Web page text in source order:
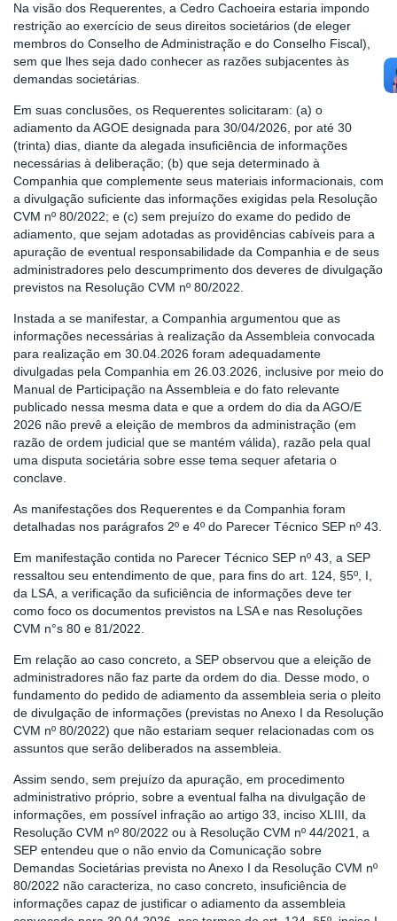
Na visão dos Requerentes, a Cedro Cachoeira estaria impondo
restrição ao exercício de seus direitos societários (de eleger
membros do Conselho de Administração e do Conselho Fiscal),
sem que lhes seja dado conhecer as razões subjacentes às
demandas societárias.
Em suas conclusões, os Requerentes solicitaram: (a) o
adiamento da AGOE designada para 30/04/2026, por até 30
(trinta) dias, diante da alegada insuficiência de informações
necessárias à deliberação; (b) que seja determinado à
Companhia que complemente seus materiais informacionais, com
a divulgação suficiente das informações exigidas pela Resolução
CVM nº 80/2022; e (c) sem prejuízo do exame do pedido de
adiamento, que sejam adotadas as providências cabíveis para a
apuração de eventual responsabilidade da Companhia e de seus
administradores pelo descumprimento dos deveres de divulgação
previstos na Resolução CVM nº 80/2022.
Instada a se manifestar, a Companhia argumentou que as
informações necessárias à realização da Assembleia convocada
para realização em 30.04.2026 foram adequadamente
divulgadas pela Companhia em 26.03.2026, inclusive por meio do
Manual de Participação na Assembleia e do fato relevante
publicado nessa mesma data e que a ordem do dia da AGO/E
2026 não prevê a eleição de membros da administração (em
razão de ordem judicial que se mantém válida), razão pela qual
uma disputa societária sobre esse tema sequer afetaria o
conclave.
As manifestações dos Requerentes e da Companhia foram
detalhadas nos parágrafos 2º e 4º do Parecer Técnico SEP nº 43.
Em manifestação contida no Parecer Técnico SEP nº 43, a SEP
ressaltou seu entendimento de que, para fins do art. 124, §5º, I,
da LSA, a verificação da suficiência de informações deve ter
como foco os documentos previstos na LSA e nas Resoluções
CVM n°s 80 e 81/2022.
Em relação ao caso concreto, a SEP observou que a eleição de
administradores não faz parte da ordem do dia. Desse modo, o
fundamento do pedido de adiamento da assembleia seria o pleito
de divulgação de informações (previstas no Anexo I da Resolução
CVM nº 80/2022) que não estariam sequer relacionadas com os
assuntos que serão deliberados na assembleia.
Assim sendo, sem prejuízo da apuração, em procedimento
administrativo próprio, sobre a eventual falha na divulgação de
informações, em possível infração ao artigo 33, inciso XLIII, da
Resolução CVM nº 80/2022 ou à Resolução CVM nº 44/2021, a
SEP entendeu que o não envio da Comunicação sobre
Demandas Societárias prevista no Anexo I da Resolução CVM nº
80/2022 não caracteriza, no caso concreto, insuficiência de
informações capaz de justificar o adiamento da assembleia